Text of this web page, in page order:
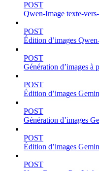
POST
Qwen-Image texte-
POST
Édition d’images
POST
Génération d’images à
POST
Édition d’images
POST
Génération d’images
POST
Édition d’images
POST